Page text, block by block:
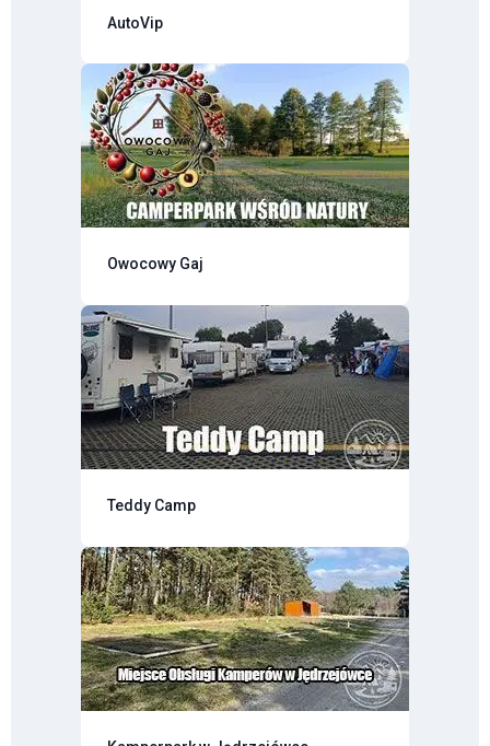
AutoVip
Owocowy Gaj
Teddy Camp